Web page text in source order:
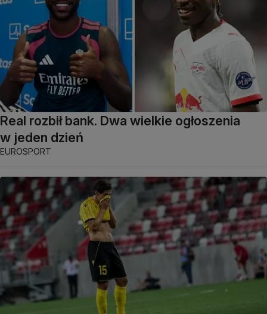
Real rozbił bank. Dwa wielkie ogłoszenia
w jeden dzień
EUROSPORT